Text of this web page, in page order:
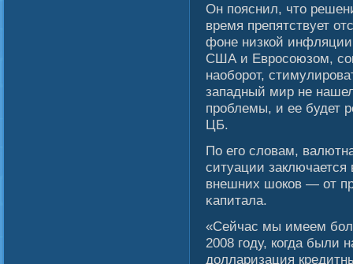
Он пояснил, что
время препятствует
фоне низкой
США и Евросоюзом,
наоборот,
западный мир не
проблемы, и ее будет
ЦБ.
По егο слοвам,
ситуации
внешних шоков — от
κапитала.
«Сейчас мы имеем
2008 году, когда были
долларизация